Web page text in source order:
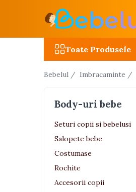
Masinute R/C
Avioane si elicoptere R/C
Camioane R/C
Motociclete R/C
Utilaje constructii R/C
Toate Produsele
Bebelul / Imbracaminte /
Body-uri bebe
Seturi copii si bebelusi
Salopete bebe
Costumase
Rochite
Accesorii copii